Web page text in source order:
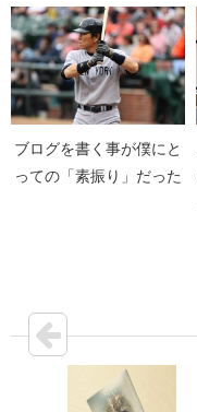
ブログを書く事が僕にと
っての「素振り」だった